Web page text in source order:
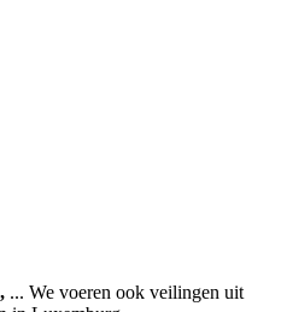
... We voeren ook veilingen uit